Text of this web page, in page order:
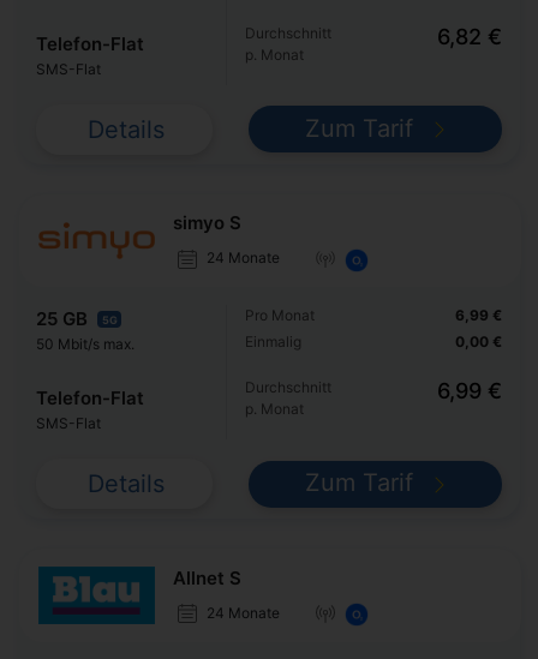
Telefon-Flat
SMS-Flat
Durchschnitt
p. Monat
6,82 €
Details Zum Tarif
simyo S
24 Monate
25 GB 5G
50 Mbit/s max.
Telefon-Flat
SMS-Flat
Pro Monat
Einmalig
6,99 €
0,00 €
Durchschnitt
p. Monat
6,99 €
Details Zum Tarif
Allnet S
24 Monate